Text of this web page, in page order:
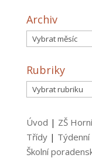
Archiv
Archiv
Rubriky
Rubriky
Úvod | ZŠ
Třídy| Týdenní
Školní